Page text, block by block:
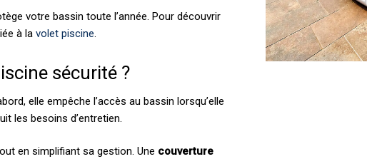
votre bassin toute l’année. Pour découvrir
à lavolet piscine.
sécurité ?
elle empêche l’accès au bassin lorsqu’elle
les besoins d’entretien.
en simplifiant sa gestion. Une couverture